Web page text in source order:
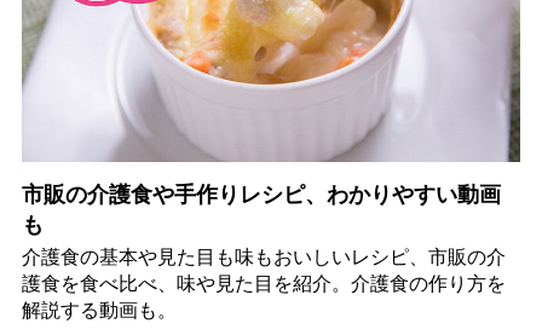
市販の介護食や手作りレシピ、わかりやすい動画
も
介護食の基本や見た目も味もおいしいレシピ、市販の介
護食を食べ比べ、味や見た目を紹介。介護食の作り方を
解説する動画も。